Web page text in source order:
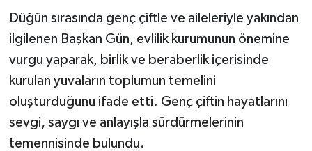
Düğün sırasında genç çiftle ve aileleriyle yakından
ilgilenen Başkan Gün, evlilik kurumunun önemine
vurgu yaparak, birlik ve beraberlik içerisinde
kurulan yuvaların toplumun temelini
oluşturduğunu ifade etti. Genç çiftin hayatlarını
sevgi, saygı ve anlayışla sürdürmelerinin
temennisinde bulundu.